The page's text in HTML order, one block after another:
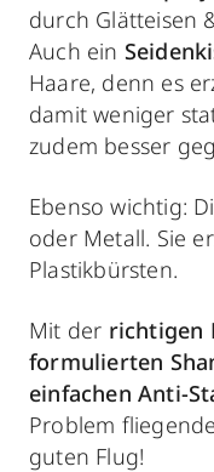
durch Glätteisen
Auch ein
Haare, denn es
damit weniger
zudem besser
Ebenso wichtig:
oder Metall. Sie
Plastikbürsten.
Mit der richtigen
formulierten
einfachen Anti-
Problem
guten Flug!